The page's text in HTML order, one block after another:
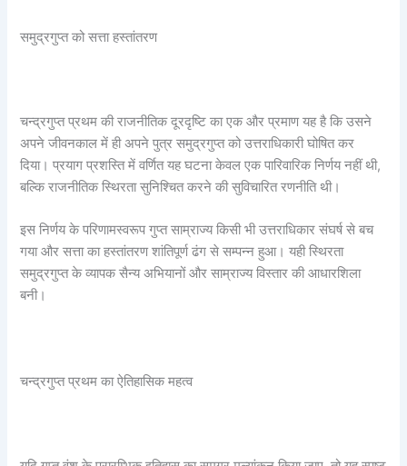
समुद्रगुप्त को सत्ता हस्तांतरण
चन्द्रगुप्त प्रथम की राजनीतिक दूरदृष्टि का एक और प्रमाण यह है कि उसने
अपने जीवनकाल में ही अपने पुत्र समुद्रगुप्त को उत्तराधिकारी घोषित कर
दिया। प्रयाग प्रशस्ति में वर्णित यह घटना केवल एक पारिवारिक निर्णय नहीं थी,
बल्कि राजनीतिक स्थिरता सुनिश्चित करने की सुविचारित रणनीति थी।
इस निर्णय के परिणामस्वरूप गुप्त साम्राज्य किसी भी उत्तराधिकार संघर्ष से बच
गया और सत्ता का हस्तांतरण शांतिपूर्ण ढंग से सम्पन्न हुआ। यही स्थिरता
समुद्रगुप्त के व्यापक सैन्य अभियानों और साम्राज्य विस्तार की आधारशिला
बनी।
चन्द्रगुप्त प्रथम का ऐतिहासिक महत्व